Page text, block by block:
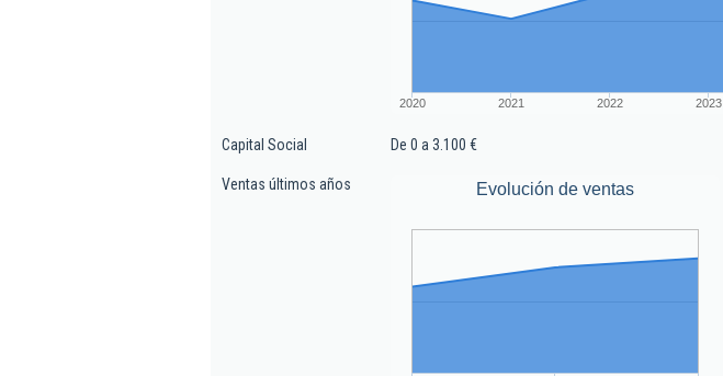
2020 2021 2022 2023
Capital Social De 0 a 3.100 €
Ventas últimos años Evolución de ventas